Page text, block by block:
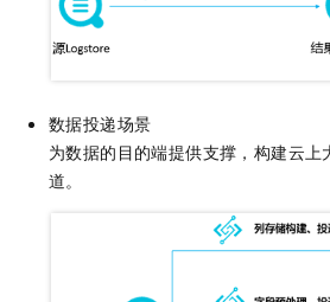
数据投递场景
为数据的目的端提供支撑，构建云上
道。